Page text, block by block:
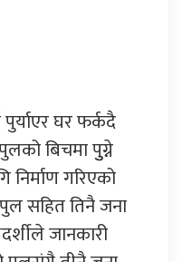
घर फर्कदै
बिचमा पुुग्ने
निर्माण गरिएको
पुल सहित तिनै जना
जानकारी